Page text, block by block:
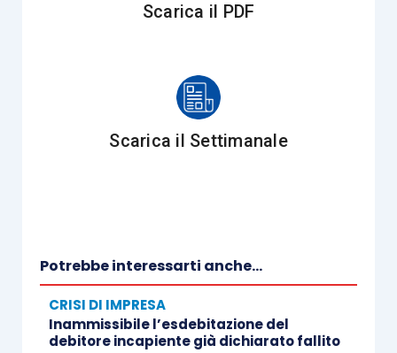
rimozione delle irregolarità riscontrate.
Il Tribunale ha affermato di disporre l’ispezione
composizione negoziata della crisi di impresa,
procedura che mantiene la sua autonomia
rispetto alla disposta ispezione.
Scarica il PDF
Scarica il Settimanale
Potrebbe interessarti anche...
CRISI DI IMPRESA
Inammissibile l’esdebitazione del
debitore incapiente già dichiarato fallito